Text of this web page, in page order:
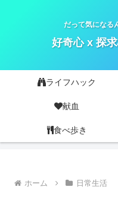
だって気になる
好奇心 x 探
ライフハック
献血
食べ歩き
ホーム 日常生活